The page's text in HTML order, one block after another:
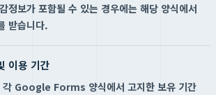
정보가 포함될 수 있는 경우에는 해당 양식에서
받습니다.
이용 기간
각 Google Forms 양식에서 고지한 보유 기간